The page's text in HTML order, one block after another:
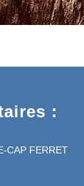
:
CAP FERRET